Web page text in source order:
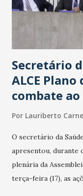
Secretário
ALCE
combate
Por Lauriberto
O secretário da
apresentou, durante
plenária da
terça-feira (17), as